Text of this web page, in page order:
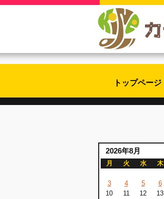
トップページ
2026年8月
月 火 水 木
3
4 5 6
10
11 12 13